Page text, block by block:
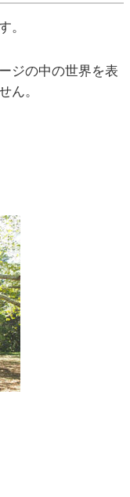
。
ジの中の世界を表
ん。